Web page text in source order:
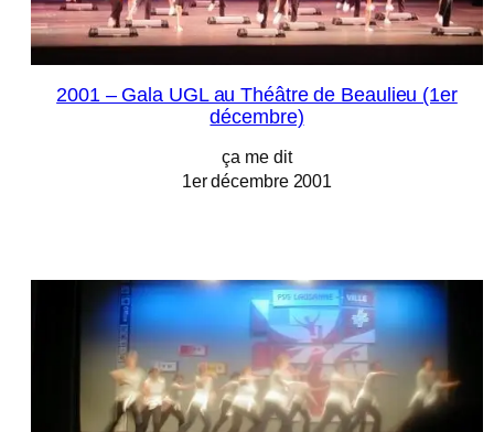
2001 – Gala UGL au Théâtre de Beaulieu (1er
décembre)
ça me dit
1er décembre 2001